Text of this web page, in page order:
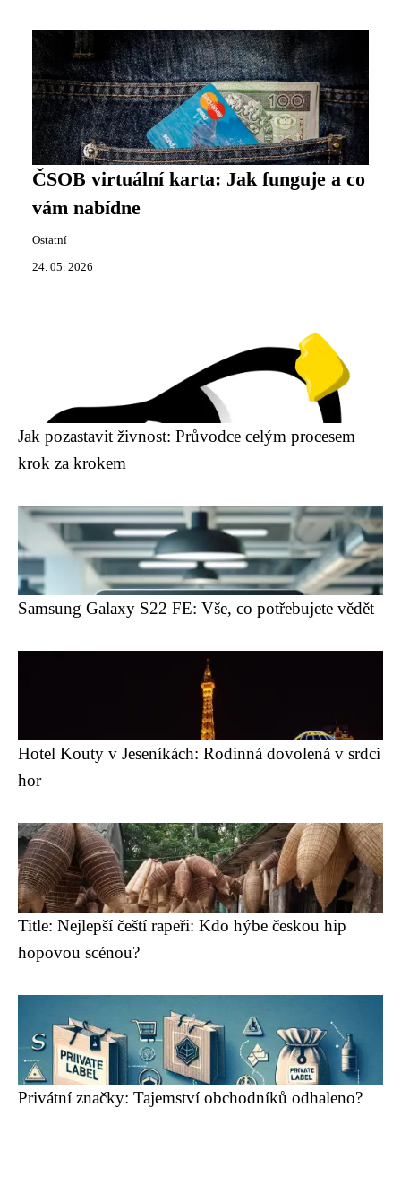
ČSOB virtuální karta: Jak funguje a co
vám nabídne
Ostatní
24. 05. 2026
Jak pozastavit živnost: Průvodce celým procesem
krok za krokem
Samsung Galaxy S22 FE: Vše, co potřebujete vědět
Hotel Kouty v Jeseníkách: Rodinná dovolená v srdci
hor
Title: Nejlepší čeští rapeři: Kdo hýbe českou hip
hopovou scénou?
Privátní značky: Tajemství obchodníků odhaleno?